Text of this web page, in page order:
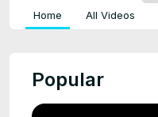
Home All Videos
Popular